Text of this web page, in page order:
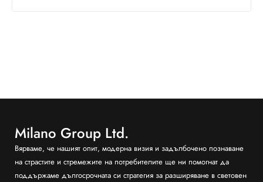
Milano Group Ltd.
Вярваме, че нашият опит, модерна визия и задълбочено познаване
на страстите и стремежите на потребителите ще ни помогнат да
поддържаме дългосрочната си стратегия за разширяване в световен